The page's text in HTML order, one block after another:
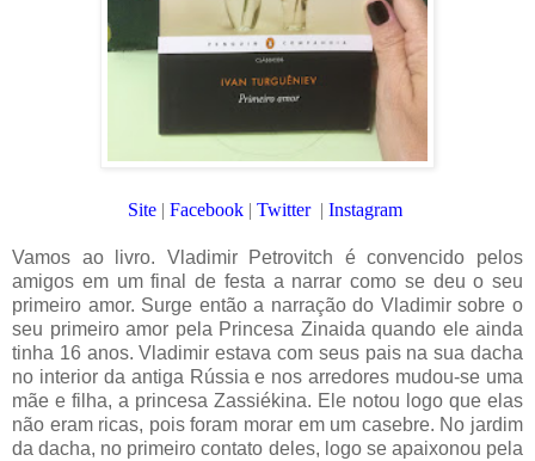
Site | Facebook | Twitter | Instagram
Vamos ao livro. Vladimir Petrovitch é convencido pelos
amigos em um final de festa a narrar como se deu o seu
primeiro amor. Surge então a narração do Vladimir sobre o
seu primeiro amor pela Princesa Zinaida quando ele ainda
tinha 16 anos. Vladimir estava com seus pais na sua dacha
no interior da antiga Rússia e nos arredores mudou-se uma
mãe e filha, a princesa Zassiékina. Ele notou logo que elas
não eram ricas, pois foram morar em um casebre. No jardim
da dacha, no primeiro contato deles, logo se apaixonou pela